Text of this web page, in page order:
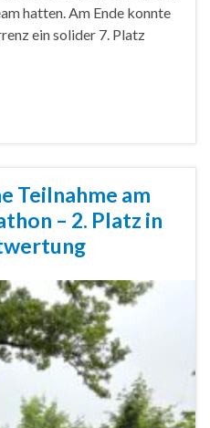
hatten. Am Ende konnte
ein solider 7. Platz
Teilnahme am
– 2. Platz in